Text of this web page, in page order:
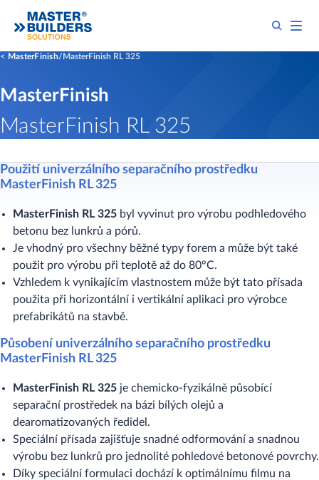
MasterFinish MasterFinish RL 325
MasterFinish
MasterFinish RL 325
Použití univerzálního separačního prostředku
MasterFinish RL 325
MasterFinish RL 325 byl vyvinut pro výrobu podhledového
betonu bez lunkrů a pórů.
Je vhodný pro všechny běžné typy forem a může být také
použit pro výrobu při teplotě až do 80°C.
Vzhledem k vynikajícím vlastnostem může být tato přísada
použita při horizontální i vertikální aplikaci pro výrobce
prefabrikátů na stavbě.
Působení univerzálního separačního prostředku
MasterFinish RL 325
MasterFinish RL 325 je chemicko-fyzikálně působící
separační prostředek na bázi bílých olejů a
dearomatizovaných ředidel.
Speciální přísada zajišťuje snadné odformování a snadnou
výrobu bez lunkrů pro jednolité pohledové betonové povrchy.
Díky speciální formulaci dochází k optimálnímu filmu na